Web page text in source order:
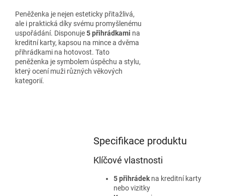
Peněženka je nejen esteticky přitažlivá,
ale i praktická díky svému promyšlenému
uspořádání. Disponuje5 přihrádkami na
kreditní karty, kapsou na mince a dvěma
přihrádkami na hotovost. Tato
peněženka je symbolem úspěchu a stylu,
který ocení muži různých věkových
kategorií.
Specifikace produktu
Klíčové vlastnosti
5 přihrádekna kreditní karty
nebo vizitky